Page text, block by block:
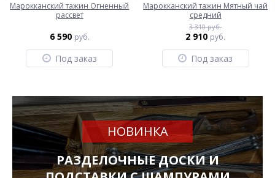
Марокканский тажин Огненный
рассвет
6 590 руб.
Под заказ
Марокканский тажин Мятный чай
средний
3 310 руб.
2 910 руб.
Под заказ
НОВИНКА
РАЗДЕЛОЧНЫЕ ДОСКИ И